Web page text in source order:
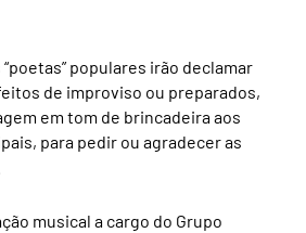
populares irão declamar
de improviso ou preparados,
em tom de brincadeira aos
para pedir ou agradecer as
musical a cargo do Grupo